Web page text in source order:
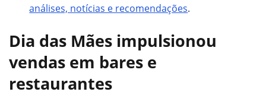
análises, notícias e recomendações.
Dia das Mães impulsionou
vendas em bares e
restaurantes